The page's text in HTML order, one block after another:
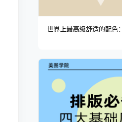
世界上最高级舒适的配色